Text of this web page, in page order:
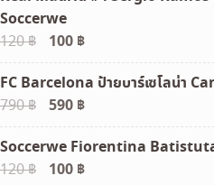
120 ฿.
Soccerwe
120฿
Original
price
was:
120 ฿.
100 ฿Current
price
is:
100 ฿.
FC Barcelona ป้ายบาร์เซโลน่า
790฿
Original
price
was:
790 ฿.
590 ฿Current
price
is:
590 ฿.
Soccerwe Fiorentina
120฿
Original
100 ฿Current